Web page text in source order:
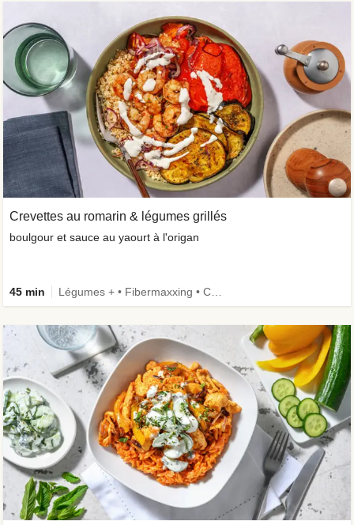
Crevettes au romarin & légumes grillés
boulgour et sauce au yaourt à l'origan
45 min